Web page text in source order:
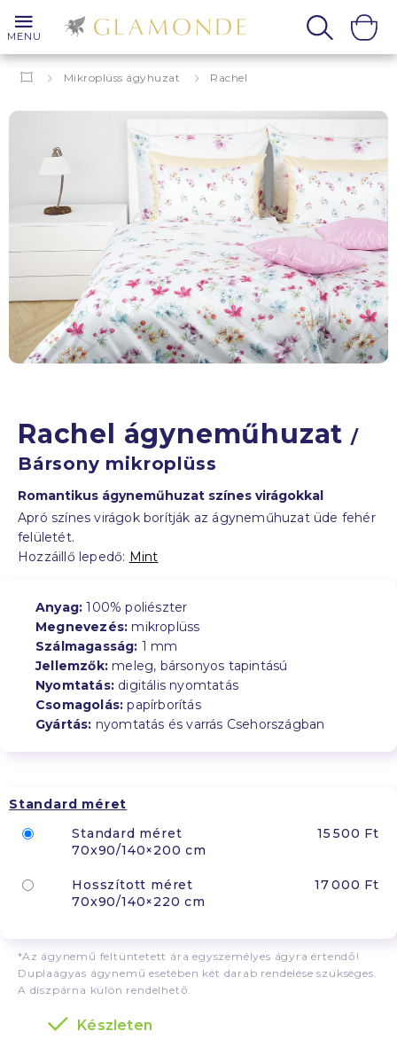
MENU
Mikroplüss ágyhuzat Rachel
Rachel ágyneműhuzat /
Bársony mikroplüss
Romantikus ágyneműhuzat színes virágokkal
Apró színes virágok borítják az ágyneműhuzat üde fehér
felületét.
Hozzáillő lepedő: Mint
Anyag: 100% poliészter
Megnevezés: mikroplüss
Szálmagasság: 1 mm
Jellemzők: meleg, bársonyos tapintású
Nyomtatás: digitális nyomtatás
Csomagolás: papírborítás
Gyártás: nyomtatás és varrás Csehországban
Standard méret
Standard méret
70x90/140×200 cm
15 500 Ft
Hosszított méret
70x90/140×220 cm
17 000 Ft
*Az ágynemű feltüntetett ára egyszemélyes ágyra értendő!
Duplaágyas ágynemű esetében két darab rendelése szükséges.
A díszpárna külön rendelhető.
Készleten